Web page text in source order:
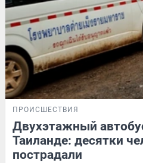
ПРОИСШЕСТВИЯ
Двухэтажный
Таиланде: десятки
пострадали